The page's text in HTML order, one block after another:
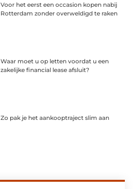
Voor het eerst een occasion kopen nabij
Rotterdam zonder overweldigd te raken
Waar moet u op letten voordat u een
zakelijke financial lease afsluit?
Zo pak je het aankooptraject slim aan